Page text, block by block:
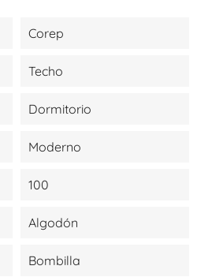
Corep
Techo
Dormitorio
Moderno
100
Algodón
Bombilla